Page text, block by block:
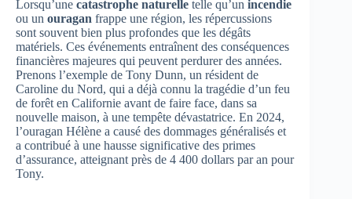
Lorsqu’une catastrophe naturelle telle qu’un incendie
ou un ouragan frappe une région, les répercussions
sont souvent bien plus profondes que les dégâts
matériels. Ces événements entraînent des conséquences
financières majeures qui peuvent perdurer des années.
Prenons l’exemple de Tony Dunn, un résident de
Caroline du Nord, qui a déjà connu la tragédie d’un feu
de forêt en Californie avant de faire face, dans sa
nouvelle maison, à une tempête dévastatrice. En 2024,
l’ouragan Hélène a causé des dommages généralisés et
a contribué à une hausse significative des primes
d’assurance, atteignant près de 4 400 dollars par an pour
Tony.